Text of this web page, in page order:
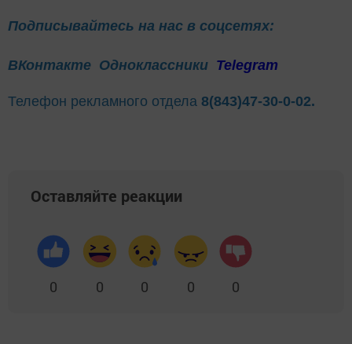
Подписывайтесь на нас в соцсетях:
ВКонтакте Одноклассники Telegram
Телефон рекламного отдела 8(843)47-30-0-02.
Оставляйте реакции
0 0 0 0 0